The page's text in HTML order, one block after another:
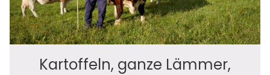
Kartoffeln, ganze Lämmer,